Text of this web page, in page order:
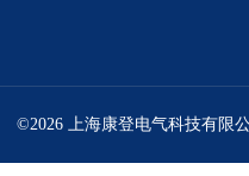
©2026 上海康登电气科技有限